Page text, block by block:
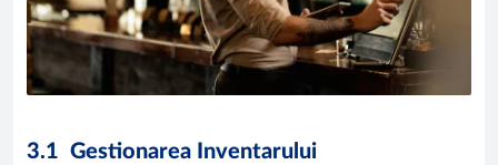
3.1 Gestionarea Inventarului